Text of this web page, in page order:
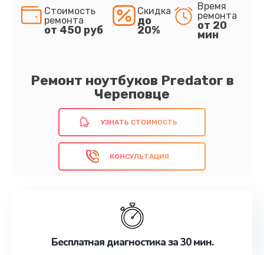
Ремонт ноутбуков Predator в
Череповце
Стоимость
ремонта
от 450 руб
Скидка
до
20%
Время
ремонта
от 20
мин
УЗНАТЬ СТОИМОСТЬ
КОНСУЛЬТАЦИЯ
Бесплатная диагностика за 30 мин.